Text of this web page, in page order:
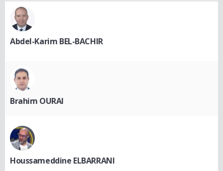
Abdel-Karim BEL-BACHIR
Brahim OURAI
Houssameddine ELBARRANI